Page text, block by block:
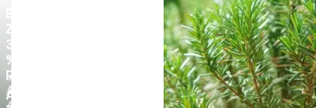
ZU
30
%
RABATT
AUF
NEU
AGAPANTHUS